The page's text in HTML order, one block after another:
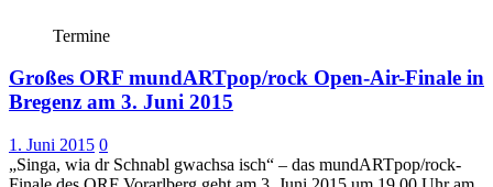
Termine
Großes ORF mundARTpop/rock Open-Air-Finale in
Bregenz am 3. Juni 2015
1. Juni 2015 0
„Singa, wia dr Schnabl gwachsa isch“ – das mundARTpop/rock-